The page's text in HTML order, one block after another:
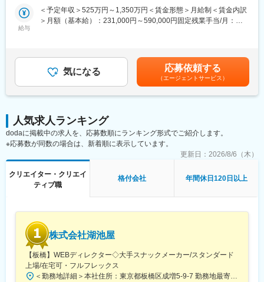
ロによるプロの為の総合評価会社として日本の金融・資本市場の
発展に努めています。
うメディアの記者担当として取材から記事の執筆まで行っていた
だきます。
編集部に配属となり、「年金情報」「ファンド情報」どちらかの
▼ファンド情報：「資産運用」と「金融商品」の専門誌
投資信託やファンドラップ、保険といった個人向けの金融商品・
サービスのトレンドから、細かな販売面での工夫、NISAやiDeCo
タンスまで幅広く取り上げます。
▼年金情報：年金関連の重要ニュースをインターネットと専門誌
専門記者が一般の情報誌では知ることのできない情報を詳細かつ
タイムリーに分析、
提供しており、年金基金や企業の労務・財務担当部門、運用会
社、官公庁・関係機関の方などに幅広く購読いただいておりま
す。
給与
＜予定年収＞525万円～1,350万円＜賃金形態＞月給制＜賃金内訳
＞月額（基本給）：231,000円～590,000円固定残業手当/月：
上記想定年収は賞与を含みます。※定額の固定前払時間外手当は、
普通時間外・深夜・休日手当を含みます。ただし月間の時間外勤
務が定額の固定前払時間外手当(普通時間外53時間相当)を超過し
た場合は、超過分を別途支給します。※平均残業時間：月20時間
する可能性があります。月給(月額)は固定手当を含めた表記です。
気になる 応募依頼する
（エージェントサービス）
人気求人ランキング
dodaに掲載中の求人を、応募数順にランキング形式でご紹介します。
※応募数が同数の場合は、新着順に表示しています。
更新日： 2026/8/6（木）
クリエイター・クリエイ
ティブ職
格付会社 年間休日120日以上
株式会社湖池屋
【板橋】WEBディレクター◇大手スナックメーカー/スタンダード
上場/在宅可・フルフレックス
＜勤務地詳細＞本社住所：東京都板橋区成増5-9-7 勤務地最寄駅：東武東上線／成増駅受動喫煙対策：屋内全面禁煙変更の範囲：会社の定める事業所